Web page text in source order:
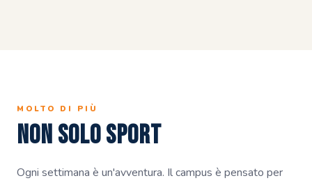
MOLTO DI PIÙ
Non solo sport
Ogni settimana è un'avventura. Il campus è pensato per